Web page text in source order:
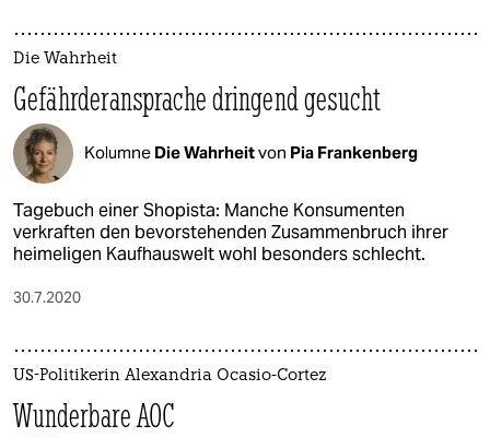
Die Wahrheit
Gefährderansprache dringend gesucht
Kolumne Die Wahrheitvon Pia Frankenberg
Tagebuch einer Shopista: Manche Konsumenten
verkraften den bevorstehenden Zusammenbruch ihrer
heimeligen Kauf­hauswelt wohl besonders schlecht.
30.7.2020
US-Politikerin Alexandria Ocasio-Cortez
Wunderbare AOC